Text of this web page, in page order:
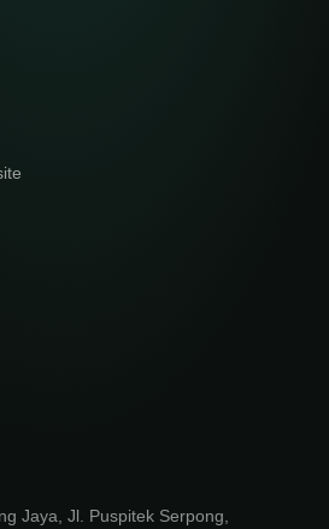
Jaya, Jl. Puspitek Serpong,